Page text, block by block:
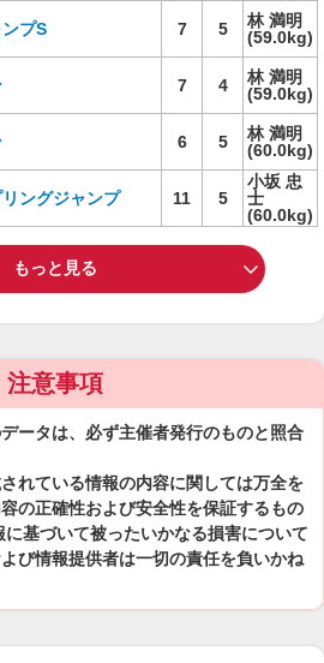
プS 7 5
林 満明
(59.0kg)
7 4
林 満明
(59.0kg)
6 5
林 満明
(60.0kg)
ングジャンプ 11 5
小坂 忠
士
(60.0kg)
もっと見る
注意事項
ータは、必ず主催者発行のものと照合
れている情報の内容に関しては万全を
の正確性および安全性を保証するもの
基づいて被ったいかなる損害について
び情報提供者は一切の責任を負いかね